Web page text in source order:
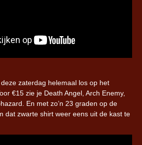
zaterdag helemaal los op het
€15 zie je Death Angel, Arch Enemy,
En met zo’n 23 graden op de
dat zwarte shirt weer eens uit de kast te